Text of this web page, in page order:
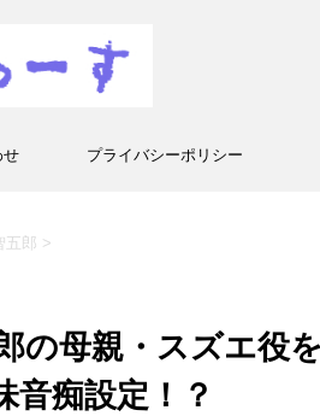
せ プライバシーポリシー
五郎 >
の母親・スズエ役
音痴設定！？